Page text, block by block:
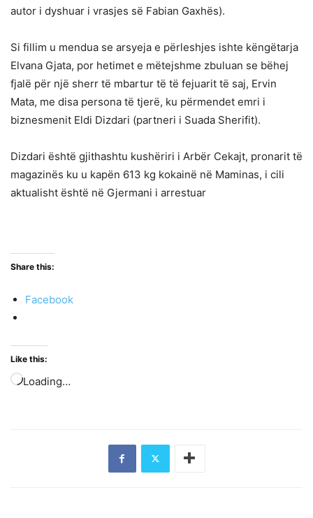
autor i dyshuar i vrasjes së Fabian Gaxhës).
Si fillim u mendua se arsyeja e përleshjes ishte këngëtarja
Elvana Gjata, por hetimet e mëtejshme zbuluan se bëhej
fjalë për një sherr të mbartur të të fejuarit të saj, Ervin
Mata, me disa persona të tjerë, ku përmendet emri i
biznesmenit Eldi Dizdari (partneri i Suada Sherifit).
Dizdari është gjithashtu kushëriri i Arbër Cekajt, pronarit të
magazinës ku u kapën 613 kg kokainë në Maminas, i cili
aktualisht është në Gjermani i arrestuar
Share this:
Facebook
Like this:
Loading…